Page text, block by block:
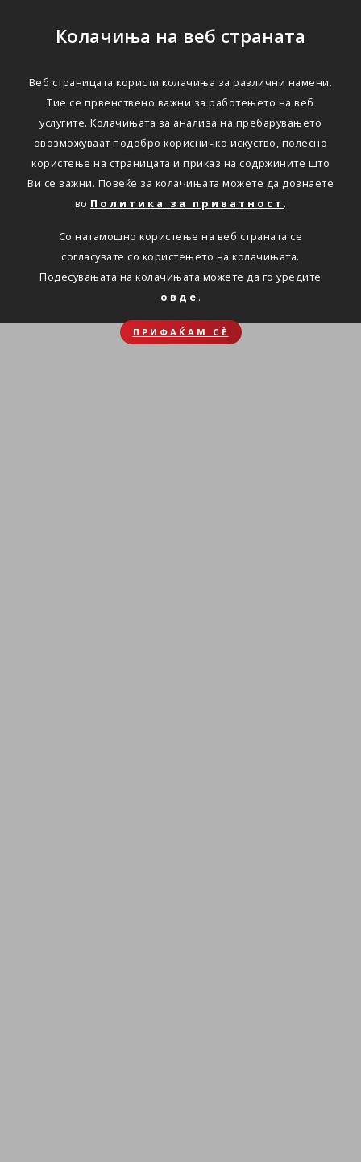
Колачиња на веб страната
Веб страницата користи колачиња за различни намени.
Тие се првенствено важни за работењето на веб
услугите. Колачињата за анализа на пребарувањето
овозможуваат подобро корисничко искуство, полесно
користење на страницата и приказ на содржините што
Ви се важни. Повеќе за колачињата можете да дознаете
во Политика за приватност .
Со натамошно користење на веб страната се
согласувате со користењето на колачињата.
Подесувањата на колачињата можете да го уредите
овде .
ПРИФАЌАМ СЀ